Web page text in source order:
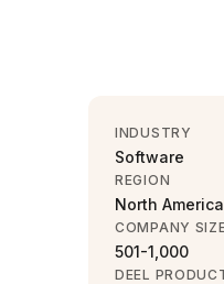
INDUSTRY
Software
REGION
North America
COMPANY
501-1,000
DEEL